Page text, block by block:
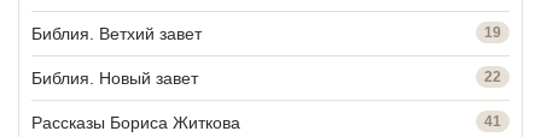
Библия. Ветхий завет 19
Библия. Новый завет 22
Рассказы Бориса Житкова 41